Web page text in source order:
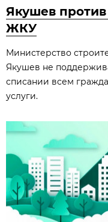
Якушев против
ЖКУ
Министерство
Якушев не
списании всем
услуги.